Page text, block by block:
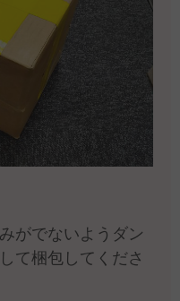
がでないようダン
て梱包してくださ